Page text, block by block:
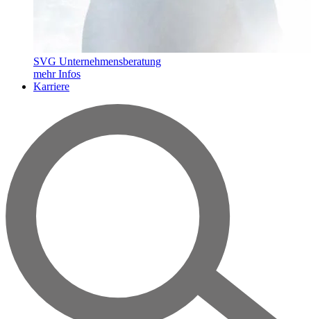
SVG Unternehmensberatung
mehr Infos
Karriere